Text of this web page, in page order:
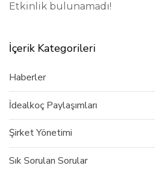
Etkinlik bulunamadı!
İçerik Kategorileri
Haberler
İdealkoç Paylaşımları
Şirket Yönetimi
Sık Sorulan Sorular